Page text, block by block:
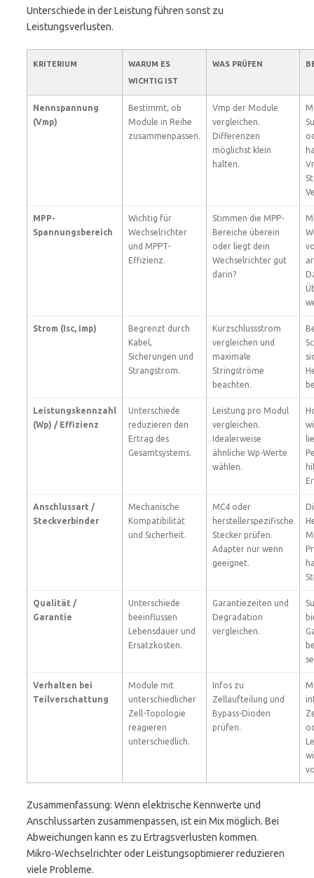
Unterschiede in der Leistung führen sonst zu
Leistungsverlusten.
KRITERIUM
WARUM ES
WICHTIG IST
WAS PRÜFEN
Nennspannung
(Vmp)
Bestimmt, ob
Module in Reihe
zusammenpassen.
Vmp der Module
vergleichen.
Differenzen
möglichst klein
halten.
MPP-
Spannungsbereich
Wichtig für
Wechselrichter
und MPPT-
Effizienz.
Stimmen die MPP-
Bereiche überein
oder liegt dein
Wechselrichter gut
darin?
Strom (Isc, Imp)
Begrenzt durch
Kabel,
Sicherungen und
Strangstrom.
Kurzschlussstrom
vergleichen und
maximale
Stringströme
beachten.
Leistungskennzahl
(Wp) / Effizienz
Unterschiede
reduzieren den
Ertrag des
Gesamtsystems.
Leistung pro Modul
vergleichen.
Idealerweise
ähnliche Wp-Werte
wählen.
Anschlussart /
Steckverbinder
Mechanische
Kompatibilität
und Sicherheit.
MC4 oder
herstellerspezifische
Stecker prüfen.
Adapter nur wenn
geeignet.
Qualität /
Garantie
Unterschiede
beeinflussen
Lebensdauer und
Ersatzkosten.
Garantiezeiten und
Degradation
vergleichen.
Verhalten bei
Teilverschattung
Module mit
unterschiedlicher
Zell-Topologie
reagieren
unterschiedlich.
Infos zu
Zellaufteilung und
Bypass-Dioden
prüfen.
Zusammenfassung: Wenn elektrische Kennwerte und
Anschlussarten zusammenpassen, ist ein Mix möglich. Bei
Abweichungen kann es zu Ertragsverlusten kommen.
Mikro-Wechselrichter oder Leistungsoptimierer reduzieren
viele Probleme.